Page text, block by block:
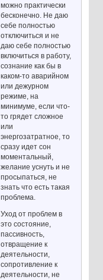
можно практически
бесконечно. Не даю
себе полностью
отключиться и не
даю себе полностью
включиться в работу,
сознание как бы в
каком-то аварийном
или дежурном
режиме, на
минимуме, если что-
то грядет сложное
или
энергозатратное, то
сразу идет сон
моментальный,
желание уснуть и не
просыпаться, не
знать что есть такая
проблема.
Уход от проблем в
это состояние,
пассивность,
отвращение к
деятельности,
сопротивление к
деятельности, не